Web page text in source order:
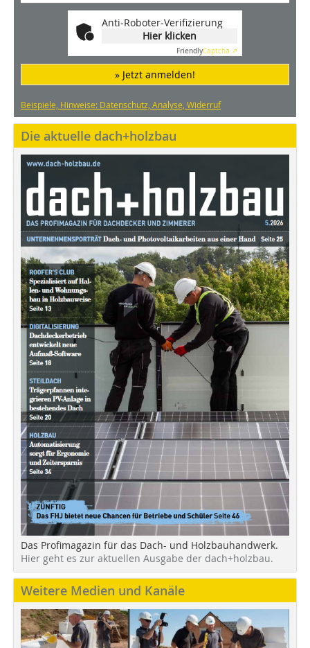
Anti-Roboter-Verifizierung
Hier klicken
FriendlyCaptcha ⇗
» Jetzt anmelden!
Beispiele, Hinweise: Datenschutz, Analyse, Widerruf
Die aktuelle dach+holzbau
Das Profimagazin für das Dach- und Holzbauhandwerk.
Hier geht es zur aktuellen Ausgabe der dach+holzbau.
Weitere Medien und Kanäle